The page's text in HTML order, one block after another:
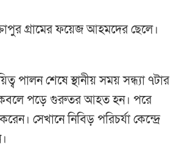
গ্রামের ফয়েজ আহমদের ছেলে।
পালন শেষে স্থানীয় সময় সন্ধ্যা ৭টার
কবলে পড়ে গুরুতর আহত হন। পরে
সেখানে নিবিড় পরিচর্যা কেন্দ্রে